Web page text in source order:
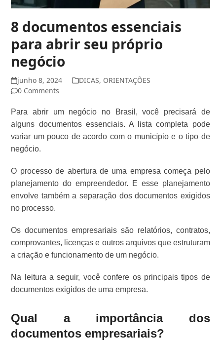
8 documentos essenciais
para abrir seu próprio
negócio
junho 8, 2024 DICAS, ORIENTAÇÕES
0 Comments
Para abrir um negócio no Brasil, você precisará de
alguns documentos essenciais. A lista completa pode
variar um pouco de acordo com o município e o tipo de
negócio.
O processo de abertura de uma empresa começa pelo
planejamento do empreendedor. E esse planejamento
envolve também a separação dos documentos exigidos
no processo.
Os documentos empresariais são relatórios, contratos,
comprovantes, licenças e outros arquivos que estruturam
a criação e funcionamento de um negócio.
Na leitura a seguir, você confere os principais tipos de
documentos exigidos de uma empresa.
Qual a importância dos
documentos empresariais?